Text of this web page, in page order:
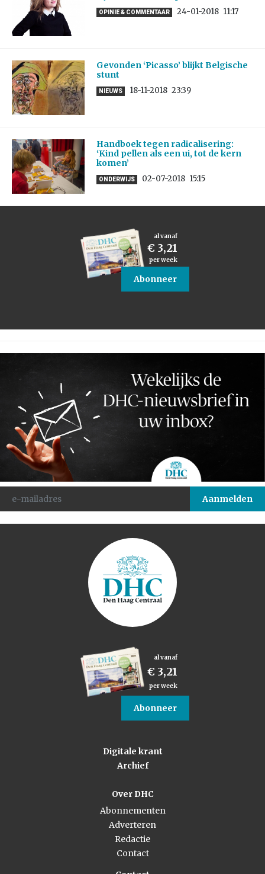
OPINIE & COMMENTAAR 24-01-2018 11:17
Gevonden ‘Picasso’ blijkt Belgische
stunt
NIEUWS 18-11-2018 23:39
Handboek tegen radicalisering:
‘Kind pellen als een ui, tot de kern
komen’
ONDERWIJS 02-07-2018 15:15
al vanaf
€ 3,21
per week
Abonneer
al vanaf
€ 3,21
per week
Abonneer
Digitale krant
Archief
Over DHC
Abonnementen
Adverteren
Redactie
Contact